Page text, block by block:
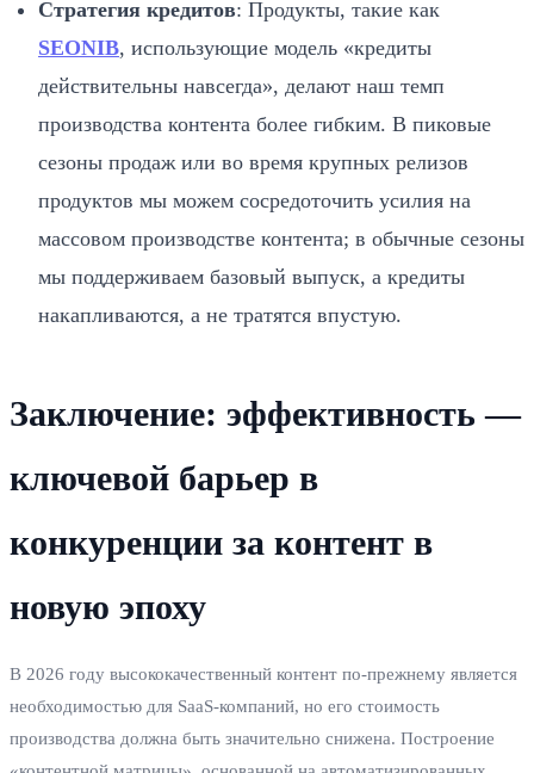
Стратегия кредитов: Продукты, такие как
SEONIB, использующие модель «кредиты
действительны навсегда», делают наш темп
производства контента более гибким. В пиковые
сезоны продаж или во время крупных релизов
продуктов мы можем сосредоточить усилия на
массовом производстве контента; в обычные сезоны
мы поддерживаем базовый выпуск, а кредиты
накапливаются, а не тратятся впустую.
Заключение: эффективность —
ключевой барьер в
конкуренции за контент в
новую эпоху
В 2026 году высококачественный контент по-прежнему является
необходимостью для SaaS-компаний, но его стоимость
производства должна быть значительно снижена. Построение